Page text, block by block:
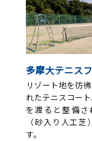
多摩大テニス
リゾート地を彷
れたテニスコー
を渡ると整備さ
（砂入り人工
す。